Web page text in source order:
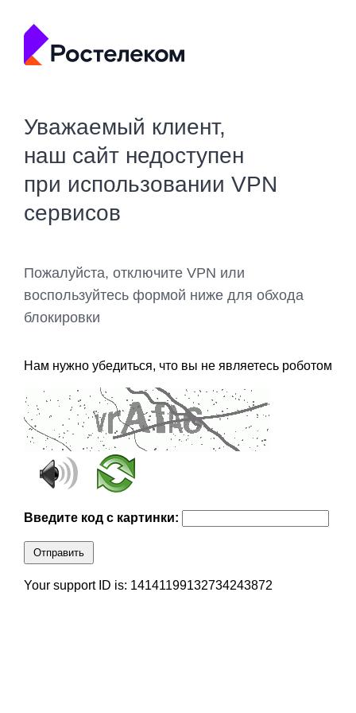
Уважаемый клиент,
наш сайт недоступен
при использовании VPN
сервисов
Пожалуйста, отключите VPN или
воспользуйтесь формой ниже для обхода
блокировки
Нам нужно убедиться, что вы не являетесь роботом
Введите код с картинки:
Отправить
Your support ID is: 14141199132734243872